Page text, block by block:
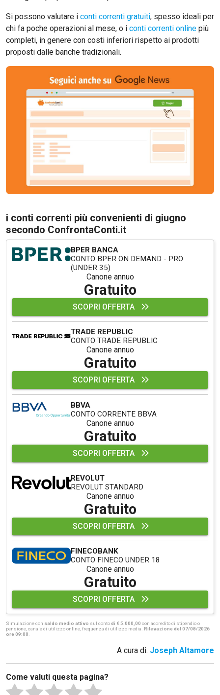
Si possono valutare i conti correnti gratuiti, spesso ideali per
chi fa poche operazioni al mese, o i conti correnti online più
completi, in genere con costi inferiori rispetto ai prodotti
proposti dalle banche tradizionali.
i conti correnti più convenienti di giugno
secondo ConfrontaConti.it
BPER BANCA
CONTO BPER ON DEMAND - PRO
(UNDER 35)
Canone annuo
Gratuito
SCOPRI OFFERTA
TRADE REPUBLIC
CONTO TRADE REPUBLIC
Canone annuo
Gratuito
SCOPRI OFFERTA
BBVA
CONTO CORRENTE BBVA
Canone annuo
Gratuito
SCOPRI OFFERTA
REVOLUT
REVOLUT STANDARD
Canone annuo
Gratuito
SCOPRI OFFERTA
FINECOBANK
CONTO FINECO UNDER 18
Canone annuo
Gratuito
SCOPRI OFFERTA
Simulazione con saldo medio attivo sul contodi € 5.000,00 con accredito di stipendio o
pensione, canale di utilizzo online, frequenza di utilizzo media. Rilevazione del 07/08/2026
ore 09:00.
A cura di: Joseph Altamore
Come valuti questa pagina?